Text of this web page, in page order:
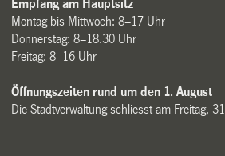
Empfang am Hauptsitz
Montag bis Mittwoch: 8–17 Uhr
Donnerstag: 8–18.30 Uhr
Freitag: 8–16 Uhr
Öffnungszeiten rund um den 1. August
Die Stadtverwaltung schliesst am Freitag,